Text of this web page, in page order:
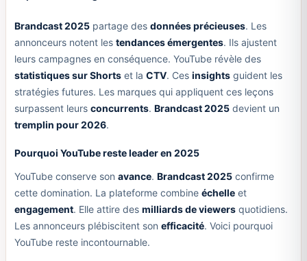
Brandcast 2025partage des données précieuses. Les
annonceurs notent les tendances émergentes. Ils ajustent
leurs campagnes en conséquence. YouTube révèle des
statistiques sur Shortset la CTV. Ces insightsguident les
stratégies futures. Les marques qui appliquent ces leçons
surpassent leurs concurrents. Brandcast 2025devient un
tremplin pour 2026.
Pourquoi YouTube reste leader en 2025
YouTube conserve son avance. Brandcast 2025confirme
cette domination. La plateforme combine échelleet
engagement. Elle attire des milliards de viewersquotidiens.
Les annonceurs plébiscitent son efficacité. Voici pourquoi
YouTube reste incontournable.